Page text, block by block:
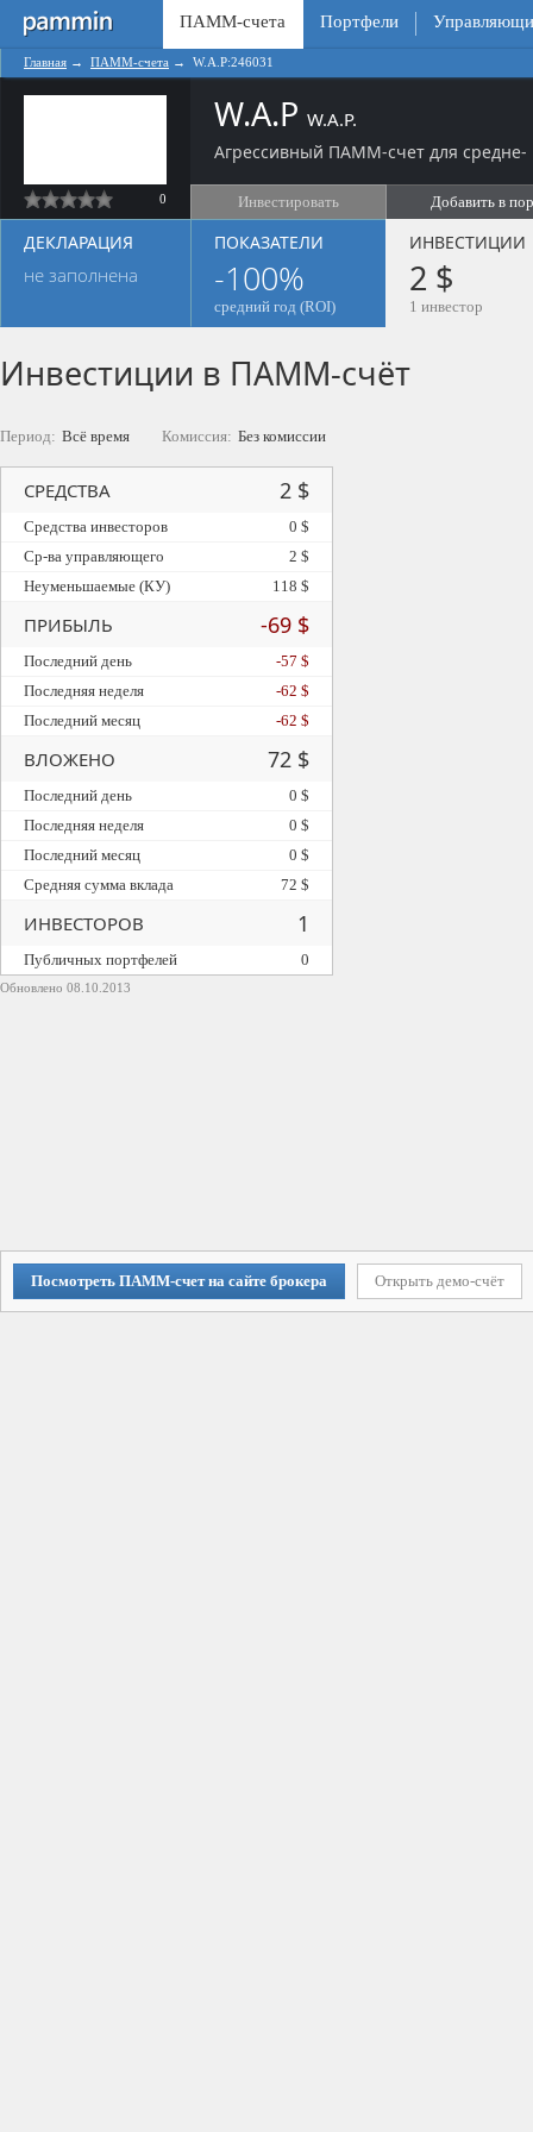
ПАММ-счета Портфели
Главная → ПАММ-счета → W.A.P:246031
0
W.A.P W.A.P.
Агрессивный ПАММ-счет для средне-
Инвестировать Добавить в
ДЕКЛАРАЦИЯ
не заполнена
ПОКАЗАТЕЛИ
-100%
средний год (ROI)
ИНВЕСТИЦИИ
2 $
1 инвестор
Инвестиции в ПАММ-счёт
Период: Всё время Комиссия: Без комиссии
Обновлено 08.10.2013
СРЕДСТВА 2 $
Средства инвесторов
0 $
Ср-ва управляющего
2 $
Неуменьшаемые (КУ)
118 $
ПРИБЫЛЬ -69 $
Последний день
-57 $
Последняя неделя
-62 $
Последний месяц
-62 $
ВЛОЖЕНО 72 $
Последний день
0 $
Последняя неделя
0 $
Последний месяц
0 $
Средняя сумма вклада
72 $
ИНВЕСТОРОВ 1
Публичных портфелей 0
Посмотреть ПАММ-счет на сайте брокера Открыть демо-счёт